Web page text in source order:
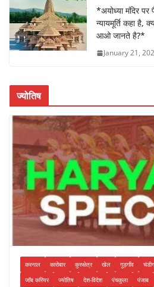
e
b
o
k
er s
A
p
e
dI
n
e
*अयोध्या मंदिर
न्यायमूर्ति कहा है,
आओ जानते है?*
January 21,
ज्योतिष
करनाल कारोबार कुरुक्षेत्र खेल गुड़गाँव
जॉब करियर
ज्योतिष देश-विदेश पंचकुला पंजाब